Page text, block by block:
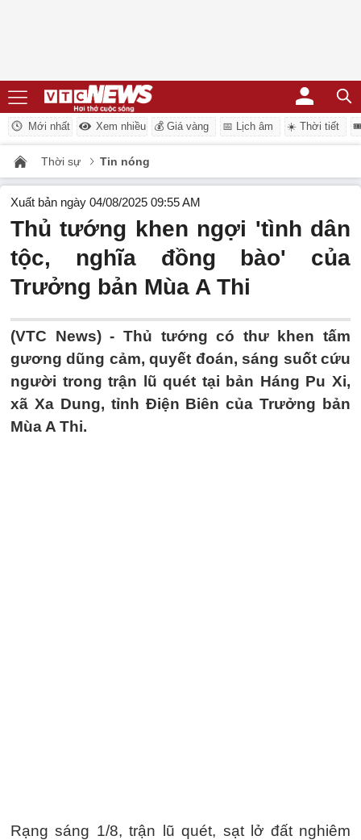
Mới nhất Xem nhiều 💰 Giá vàng 📅 Lịch âm ☀️ Thời tiết
Thời sự Tin nóng
Xuất bản ngày 04/08/2025 09:55 AM
Thủ tướng khen ngợi 'tình dân
tộc, nghĩa đồng bào' của
Trưởng bản Mùa A Thi
(VTC News) - Thủ tướng có thư khen tấm
gương dũng cảm, quyết đoán, sáng suốt cứu
người trong trận lũ quét tại bản Háng Pu Xi,
xã Xa Dung, tỉnh Điện Biên của Trưởng bản
Mùa A Thi.
Rạng sáng 1/8, trận lũ quét, sạt lở đất nghiêm